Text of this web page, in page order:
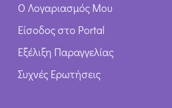
Ο Λογαριασμός Μου
Είσοδος στο Portal
Εξέλιξη Παραγγελίας
Συχνές Ερωτήσεις